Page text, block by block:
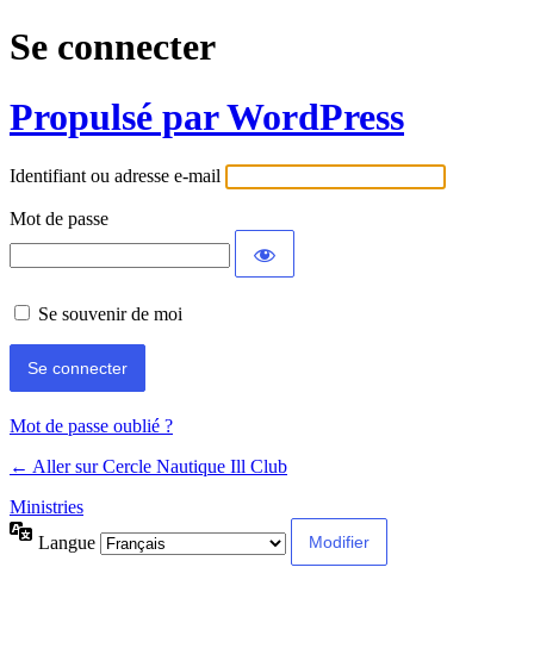
Se connecter
Propulsé par WordPress
Identifiant ou adresse e-mail
Mot de passe
Se souvenir de moi
Mot de passe oublié ?
← Aller sur Cercle Nautique Ill Club
Ministries
Langue